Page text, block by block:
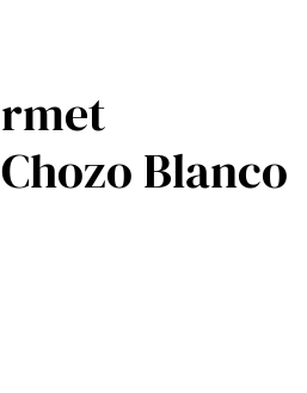
Blanco